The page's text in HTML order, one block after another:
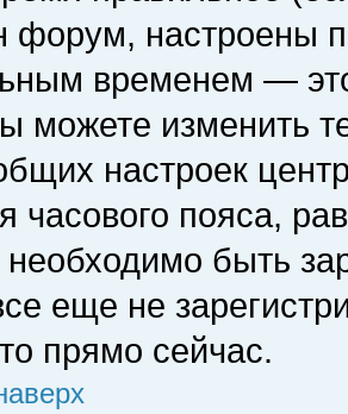
форум, настроены
временем —
можете изменить
настроек
часового пояса,
необходимо быть
еще не
прямо сейчас.